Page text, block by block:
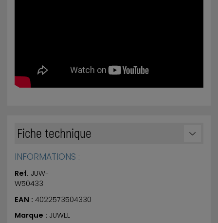
Fiche technique
INFORMATIONS :
Ref. JUW-
W50433
EAN : 4022573504330
Marque : JUWEL